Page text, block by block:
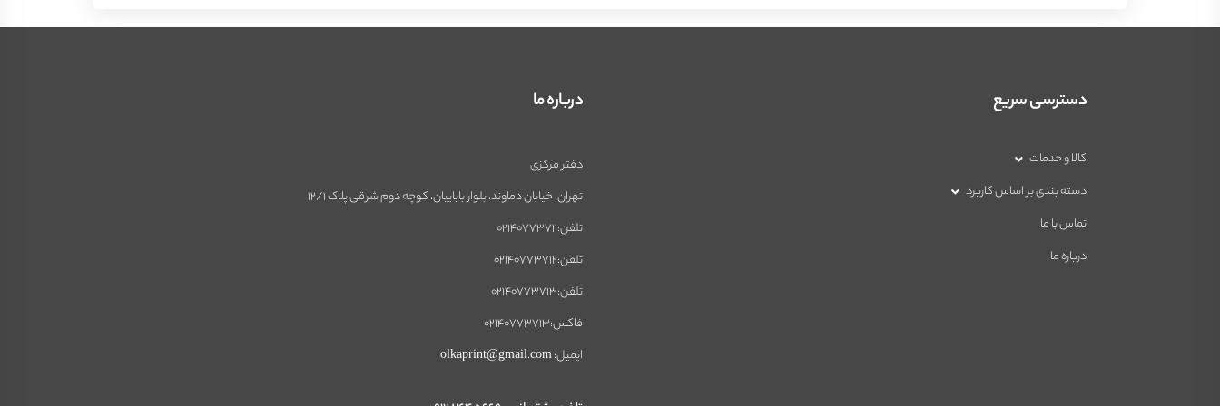
دسترسی سریع
کالا و خدمات
دسته بندی بر اساس کاربرد
تماس با ما
درباره ما
درباره ما
دفتر مرکزی
تهران، خیابان دماوند، بلوار باباییان، کوچه دوم شرقی پلاک 12/1
تلفن:02140773711
تلفن:02140773712
تلفن:02140773713
فاکس:02140773713
ایمیل: olkaprint@gmail.com